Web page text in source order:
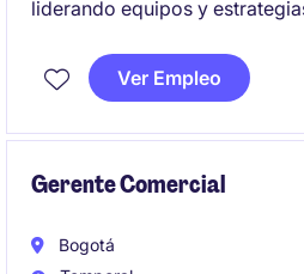
liderando equipos y
vegetal o agroinsumos, con
portafolios NPK y desarrollo
asegurar el cumplimiento de
Ver Empleo
Gerente Comercial
Bogotá